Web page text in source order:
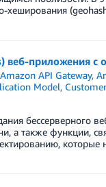
хеширования
веб-приложения с
Amazon API Gateway,
Model,
бессерверного
а также функции,
которые